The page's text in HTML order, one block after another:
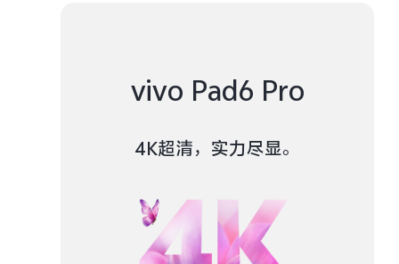
vivo Pad6 Pro
4K超清，实力尽显。